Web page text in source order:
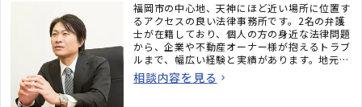
福岡市の中心地、天神にほど近い場所に位置す
るアクセスの良い法律事務所です。2名の弁護
士が在籍しており、個人の方の身近な法律問題
から、企業や不動産オーナー様が抱えるトラブ
ルまで、幅広い経験と実績があります。地元の
方・地元の企業が「困ったな」と思った時、ふ
と思い出してもらえるような、身近な相談相手
相談内容を見る